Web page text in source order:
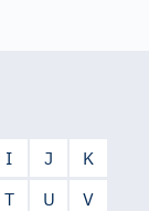
I J
K
T U
V